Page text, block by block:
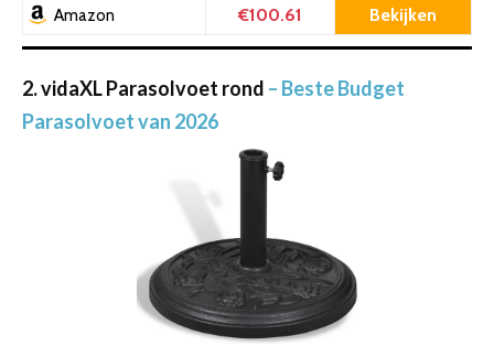
Amazon €100.61 Bekijken
2. vidaXL Parasolvoet rond – Beste Budget
Parasolvoet van 2026